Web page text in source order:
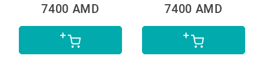
7400 AMD 7400 AMD